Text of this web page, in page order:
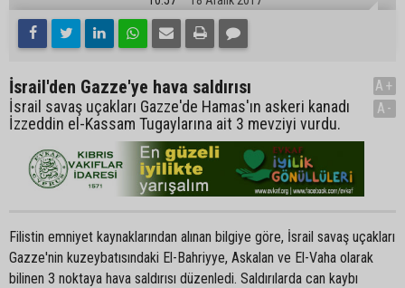
İsrail'den Gazze'ye hava saldırısı
İsrail savaş uçakları Gazze'de Hamas'ın askeri kanadı
İzzeddin el-Kassam Tugaylarına ait 3 mevziyi vurdu.
A+
A-
Filistin emniyet kaynaklarından alınan bilgiye göre, İsrail savaş uçakları
Gazze'nin kuzeybatısındaki El-Bahriyye, Askalan ve El-Vaha olarak
bilinen 3 noktaya hava saldırısı düzenledi. Saldırılarda can kaybı